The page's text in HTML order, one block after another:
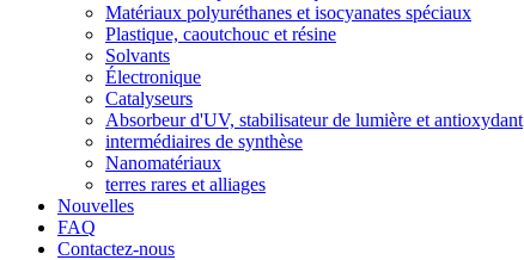
Matériaux polyuréthanes et isocyanates spéciaux
Plastique, caoutchouc et résine
Solvants
Électronique
Catalyseurs
Absorbeur d'UV, stabilisateur de lumière et antioxydant
intermédiaires de synthèse
Nanomatériaux
terres rares et alliages
Nouvelles
FAQ
Contactez-nous